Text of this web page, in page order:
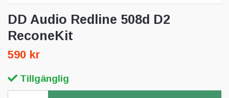
DD Audio Redline 508d D2
ReconeKit
590 kr
Tillgänglig